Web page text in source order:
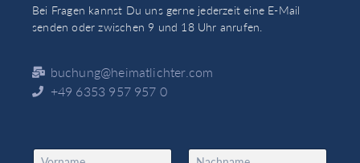
Bei Fragen kannst Du uns gerne jederzeit eine E-Mail
senden oder zwischen 9 und 18 Uhr anrufen.
buchung@heimatlichter.com
+49 6353 957 957 0
N